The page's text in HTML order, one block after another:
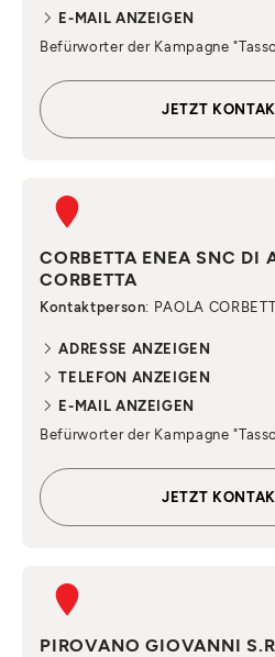
E-MAIL ANZEIGEN
Befürworter der Kampagne
JETZT
CORBETTA ENEA SNC DI
CORBETTA
Kontaktperson: PAOLA
ADRESSE ANZEIGEN
TELEFON ANZEIGEN
E-MAIL ANZEIGEN
Befürworter der Kampagne
JETZT
PIROVANO GIOVANNI